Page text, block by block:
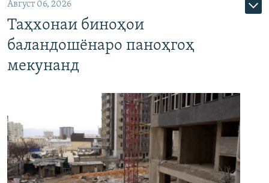
Август 06, 2026
Таҳхонаи биноҳои
баландошёнаро паноҳгоҳ
мекунанд